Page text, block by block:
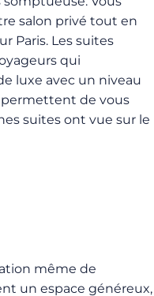
salon privé tout en
Paris. Les suites
qui
luxe avec un niveau
permettent de vous
suites ont vue sur le
même de
un espace généreux,